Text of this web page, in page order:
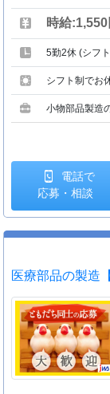
時給
5勤2休 (シフ
シフト制でお
小物部品製造
電話で
応募・相談
医療部品の製造